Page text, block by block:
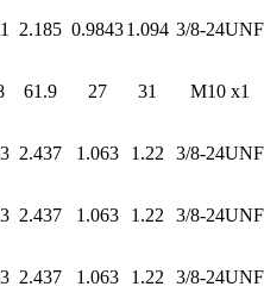
2.185 0.98431.094 3/8-24UNF
61.9 27 31 M10 x1
2.437 1.063 1.22 3/8-24UNF
2.437 1.063 1.22 3/8-24UNF
2.437 1.063 1.22 3/8-24UNF